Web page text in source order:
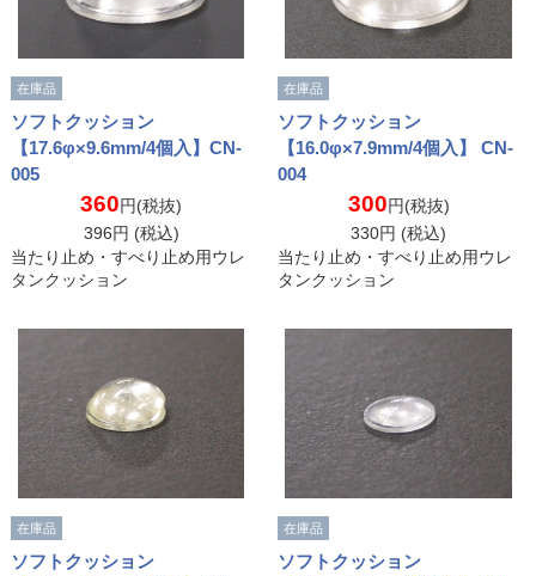
在庫品
ソフトクッション
【17.6φ×9.6mm/4個入】CN-
005
360円(税抜)
396円 (税込)
当たり止め・すべり止め用ウレ
タンクッション
在庫品
ソフトクッション
【16.0φ×7.9mm/4個入】 CN-
004
300円(税抜)
330円 (税込)
当たり止め・すべり止め用ウレ
タンクッション
在庫品
ソフトクッション
在庫品
ソフトクッション